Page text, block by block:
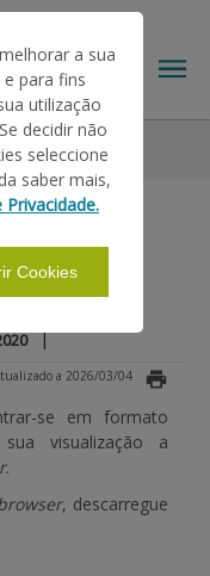
|
a 2026/03/04
se em formato
visualização a
.
, descarregue
a sua
para fins
utilização
decidir não
seleccione
saber mais,
Privacidade.
Cookies